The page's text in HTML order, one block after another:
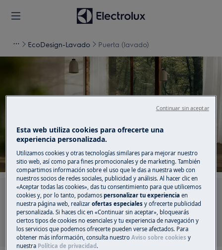
EcoDesign-Lavado Puerta (lavado)
(lavado)
Busca entre nuestros artículos de soporte
Esta web utiliza cookies para ofrecerte una
experiencia personalizada.
Utilizamos cookies y otras tecnologías similares para mejorar nuestro
sitio web, así como para fines promocionales y de marketing. También
compartimos información sobre el uso que le das a nuestra web con
nuestros socios de redes sociales, publicidad y análisis. Al hacer clic en
«Aceptar todas las cookies», das tu consentimiento para que utilicemos
cookies y, por lo tanto, podamospersonalizar tu experienciaen
nuestra página web, realizarofertas especiales y ofrecerte publicidad
personalizada. Si haces clic en «Continuar sin aceptar», bloquearás
ciertos tipos de cookies no esenciales y tu experiencia de navegación y
los servicios que podemos ofrecerte pueden verse afectados. Para
obtener más información, consulta nuestroAviso sobre cookies y
nuestra Política de privacidad.
Continuar sin aceptar